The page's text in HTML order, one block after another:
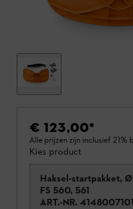
€ 123,00*
Alle prijzen zijn inclusief 21%
Kies product
Haksel-startpakket,
FS 560, 561
ART.-NR.